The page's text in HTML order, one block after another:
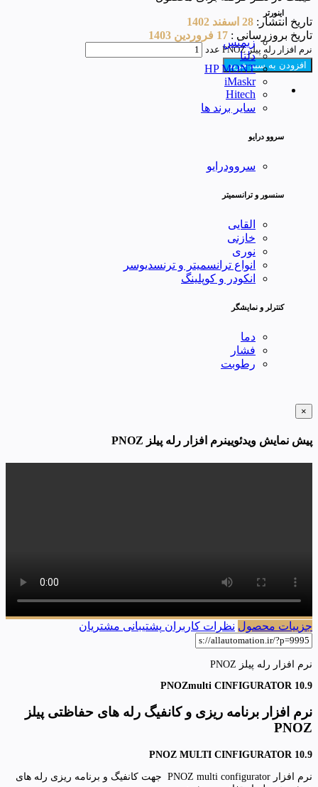
اینورتر
زیمنس
دلتا
HP MONT
iMaskr
Hitech
سایر برند ها
سروو درایو
سروودرایو
سنسور و ترانسمیتر
القایی
خازنی
نوری
انواع ترانسمیتر و ترنسدیوسر
انکودر و کوپلینگ
کنترلر و نمایشگر
دما
فشار
رطوبت
تاریخ انتشار: 28 اسفند 1402
تاریخ بروزرسانی : 17 فروردین 1403
نرم افزار رله پیلز PNOZ عدد
افزودن به سبد خرید
×
پیش نمایش ویدئویینرم افزار رله پیلز PNOZ
جزییات محصول نظرات کاربران پشتیبانی مشتریان
نرم افزار رله پیلز PNOZ
PNOZmulti CINFIGURATOR 10.9
نرم افزار برنامه ریزی و کانفیگ رله های حفاظتی پیلز
PNOZ
PNOZ MULTI CINFIGURATOR 10.9
نرم افزار PNOZ multi configurator جهت کانفیگ و برنامه ریزی رله های